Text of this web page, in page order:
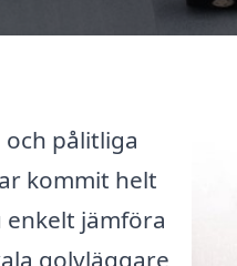
pålitliga
kommit helt
jämföra
golvläggare